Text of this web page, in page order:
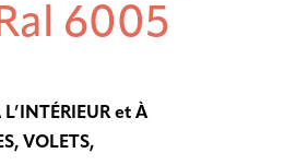
6005
et À
VOLETS,